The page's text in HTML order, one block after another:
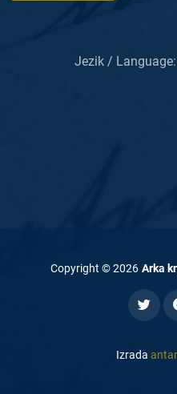
Jezik / Language:
Copyright ©2026 Arka
Izrada